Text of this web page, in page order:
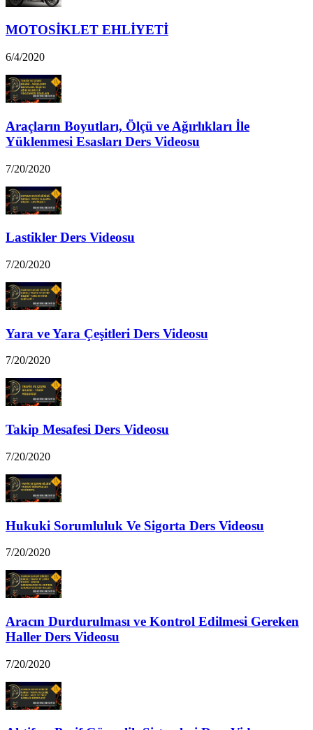
MOTOSİKLET EHLİYETİ
6/4/2020
Araçların Boyutları, Ölçü ve Ağırlıkları İle
Yüklenmesi Esasları Ders Videosu
7/20/2020
Lastikler Ders Videosu
7/20/2020
Yara ve Yara Çeşitleri Ders Videosu
7/20/2020
Takip Mesafesi Ders Videosu
7/20/2020
Hukuki Sorumluluk Ve Sigorta Ders Videosu
7/20/2020
Aracın Durdurulması ve Kontrol Edilmesi Gereken
Haller Ders Videosu
7/20/2020